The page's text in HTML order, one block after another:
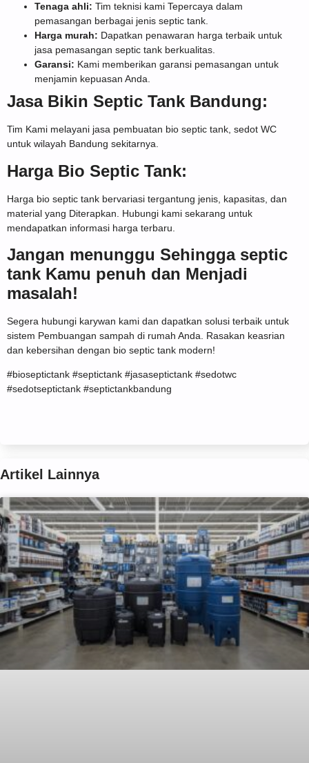
Tenaga ahli: Tim teknisi kami Tepercaya dalam
pemasangan berbagai jenis septic tank.
Harga murah: Dapatkan penawaran harga terbaik untuk
jasa pemasangan septic tank berkualitas.
Garansi: Kami memberikan garansi pemasangan untuk
menjamin kepuasan Anda.
Jasa Bikin Septic Tank Bandung:
Tim Kami melayani jasa pembuatan bio septic tank, sedot WC
untuk wilayah Bandung sekitarnya.
Harga Bio Septic Tank:
Harga bio septic tank bervariasi tergantung jenis, kapasitas, dan
material yang Diterapkan. Hubungi kami sekarang untuk
mendapatkan informasi harga terbaru.
Jangan menunggu Sehingga septic
tank Kamu penuh dan Menjadi
masalah!
Segera hubungi karywan kami dan dapatkan solusi terbaik untuk
sistem Pembuangan sampah di rumah Anda. Rasakan keasrian
dan kebersihan dengan bio septic tank modern!
#bioseptictank #septictank #jasaseptictank #sedotwc
#sedotseptictank #septictankbandung
Artikel Lainnya